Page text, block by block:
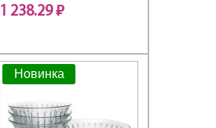
1 238.29 ₽
Новинка